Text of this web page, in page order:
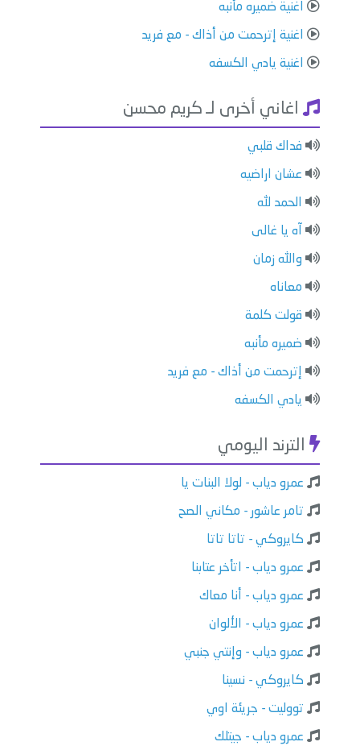
اغنية ضميره مأنبه
اغنية إترحمت من أذاك - مع فريد
اغنية يادي الكسفه
اغاني أخرى لـ كريم محسن
فداك قلبي
عشان اراضيه
الحمد لله
آه يا غالى
والله زمان
معاناه
قولت كلمة
ضميره مأنبه
إترحمت من أذاك - مع فريد
يادي الكسفه
الترند اليومي
عمرو دياب - لولا البنات يا
تامر عاشور - مكاني الصح
كايروكي - تاتا تاتا
عمرو دياب - اتأخر عتابنا
عمرو دياب - أنا معاك
عمرو دياب - الألوان
عمرو دياب - وإنتي جنبي
كايروكي - نسينا
تووليت - جريئة اوي
عمرو دياب - جيتلك